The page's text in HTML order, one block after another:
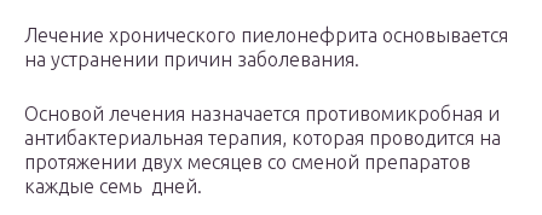
Лечение хронического пиелонефрита основывается
на устранении причин заболевания.
Основой лечения назначается противомикробная и
антибактериальная терапия, которая проводится на
протяжении двух месяцев со сменой препаратов
каждые семь дней.